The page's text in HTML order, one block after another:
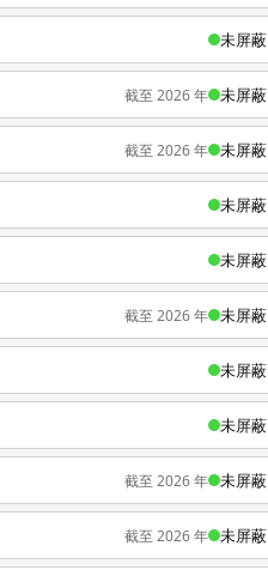
未屏蔽
截至 2026 年 未屏蔽
截至 2026 年 未屏蔽
未屏蔽
未屏蔽
截至 2026 年 未屏蔽
未屏蔽
未屏蔽
截至 2026 年 未屏蔽
截至 2026 年 未屏蔽